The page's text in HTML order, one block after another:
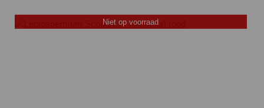
Niet op voorraad